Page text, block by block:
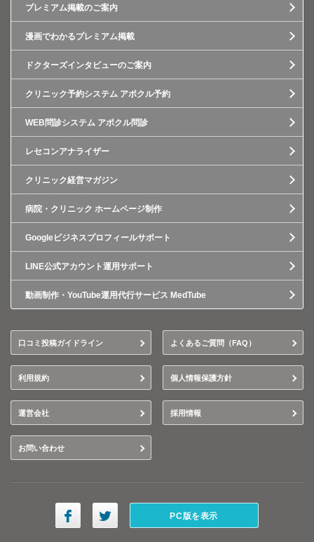
プレミアム掲載のご案内
漫画でわかるプレミアム掲載
ドクターズインタビューのご案内
クリニック予約システム アポクル予約
WEB問診システム アポクル問診
レセコンアナライザー
クリニック経営マガジン
病院・クリニック ホームページ制作
Googleビジネスプロフィールサポート
LINE公式アカウント運用サポート
動画制作・YouTube運用代行サービス MedTube
口コミ投稿ガイドライン よくあるご質問（FAQ）
利用規約 個人情報保護方針
運営会社 採用情報
お問い合わせ
PC版を表示